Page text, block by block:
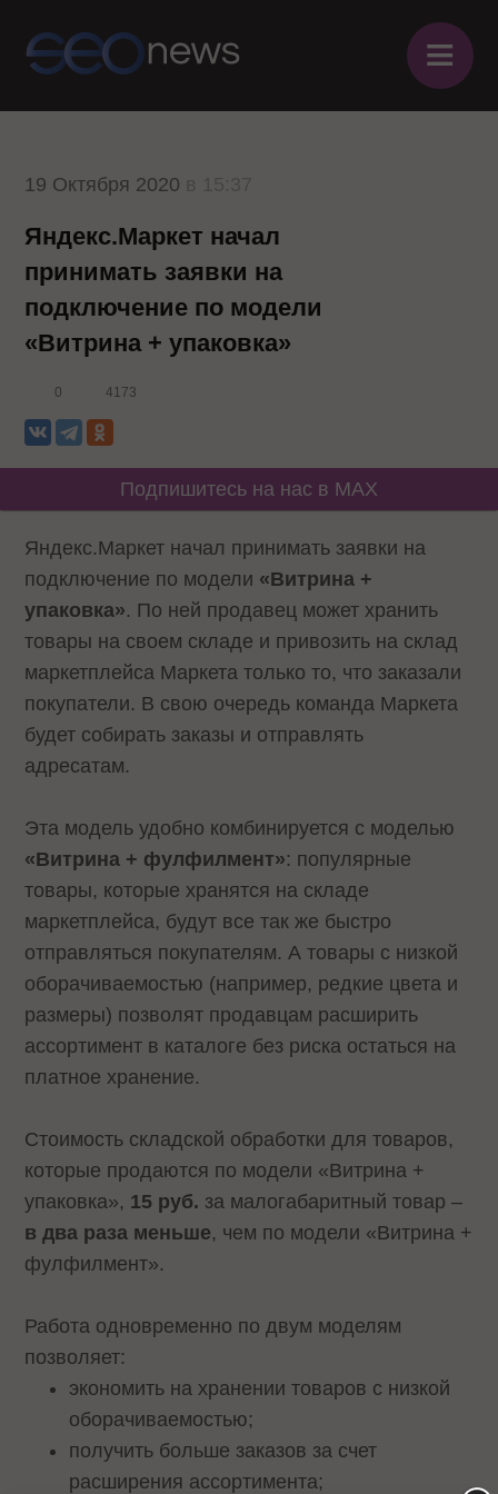
≡
19 Октября 2020
Яндекс.Маркет начал
принимать заявки на
подключение по модели
«Витрина + упаковка»
0 4173
Подпишитесь на нас в MAX
Яндекс.Маркет начал принимать заявки на
подключение по модели «Витрина +
упаковка». По ней продавец может хранить
товары на своем складе и привозить на склад
маркетплейса Маркета только то, что заказали
покупатели. В свою очередь команда Маркета
будет собирать заказы и отправлять
адресатам.
Эта модель удобно комбинируется с моделью
«Витрина + фулфилмент»: популярные
товары, которые хранятся на складе
маркетплейса, будут все так же быстро
отправляться покупателям. А товары с низкой
оборачиваемостью (например, редкие цвета и
размеры) позволят продавцам расширить
ассортимент в каталоге без риска остаться на
платное хранение.
Стоимость складской обработки для товаров,
которые продаются по модели «Витрина +
упаковка», 15 руб. за малогабаритный товар –
в два раза меньше, чем по модели «Витрина +
фулфилмент».
Работа одновременно по двум моделям
позволяет:
экономить на хранении товаров с низкой
оборачиваемостью;
получить больше заказов за счет
расширения ассортимента;